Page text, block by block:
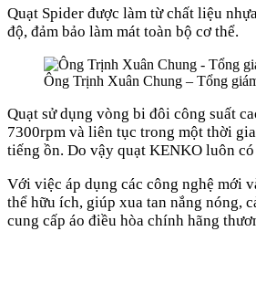
Quạt Spider được làm từ chất liệu
độ, đảm bảo làm mát toàn bộ cơ thể.
Ông Trịnh Xuân Chung – Tổng
Quạt sử dụng vòng bi đôi công suất
7300rpm và liên tục trong một thời
tiếng ồn. Do vậy quạt KENKO luôn
Với việc áp dụng các công nghệ mới
thể hữu ích, giúp xua tan nắng nóng,
cung cấp áo điều hòa chính hãng